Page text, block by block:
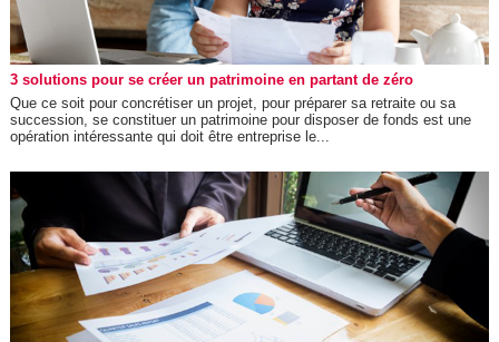
3 solutions pour se créer un patrimoine en partant de zéro
Que ce soit pour concrétiser un projet, pour préparer sa retraite ou sa
succession, se constituer un patrimoine pour disposer de fonds est une
opération intéressante qui doit être entreprise le...